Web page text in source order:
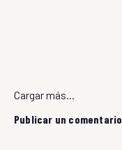
Cargar más...
Publicar un comentario